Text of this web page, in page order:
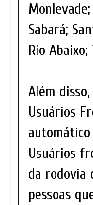
Sabará;
Rio
Além
Usuários
Usuários
da rodovia
pessoas